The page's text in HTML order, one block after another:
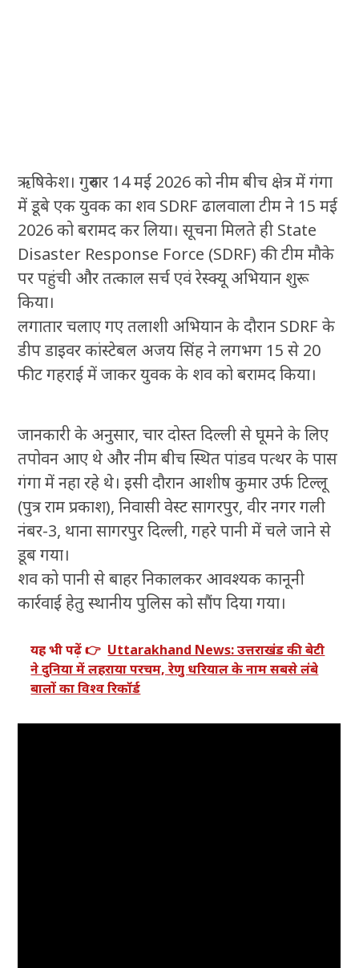
ऋषिकेश। गुरुवार 14 मई 2026 को नीम बीच क्षेत्र में गंगा
में डूबे एक युवक का शव SDRF ढालवाला टीम ने 15 मई
2026 को बरामद कर लिया। सूचना मिलते ही State
Disaster Response Force (SDRF) की टीम मौके
पर पहुंची और तत्काल सर्च एवं रेस्क्यू अभियान शुरू
किया।
लगातार चलाए गए तलाशी अभियान के दौरान SDRF के
डीप डाइवर कांस्टेबल अजय सिंह ने लगभग 15 से 20
फीट गहराई में जाकर युवक के शव को बरामद किया।
जानकारी के अनुसार, चार दोस्त दिल्ली से घूमने के लिए
तपोवन आए थे और नीम बीच स्थित पांडव पत्थर के पास
गंगा में नहा रहे थे। इसी दौरान आशीष कुमार उर्फ टिल्लू
(पुत्र राम प्रकाश), निवासी वेस्ट सागरपुर, वीर नगर गली
नंबर-3, थाना सागरपुर दिल्ली, गहरे पानी में चले जाने से
डूब गया।
शव को पानी से बाहर निकालकर आवश्यक कानूनी
कार्रवाई हेतु स्थानीय पुलिस को सौंप दिया गया।
यह भी पढ़ें 👉 Uttarakhand News: उत्तराखंड की बेटी
ने दुनिया में लहराया परचम, रेणु धरियाल के नाम सबसे लंबे
बालों का विश्व रिकॉर्ड